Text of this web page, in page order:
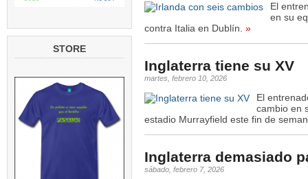
STORE
El
en su
contra Italia en Dublín. »
Inglaterra tiene su XV
martes, febrero 10, 2026
El
cambio en
estadio Murrayfield este fin de
Inglaterra demasiado
sábado, febrero 7, 2026